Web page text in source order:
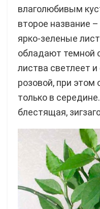
влаголюбивым
второе название
ярко-зеленые
обладают темной
листва светлеет
розовой, при этом
только в
блестящая,